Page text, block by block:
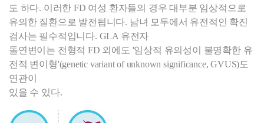
도 하다. 이러한 FD 여성 환자들의 경우 대부분 임상적으로
유의한 질환으로 발전됩니다. 남녀 모두에서 유전적인 확진
검사는 필수적입니다. GLA 유전자
돌연변이는 전형적 FD 외에도 '임상적 유의성이 불명확한 유
전적 변이형'(genetic variant of unknown significance, GVUS)도
연관이
있을 수 있다.